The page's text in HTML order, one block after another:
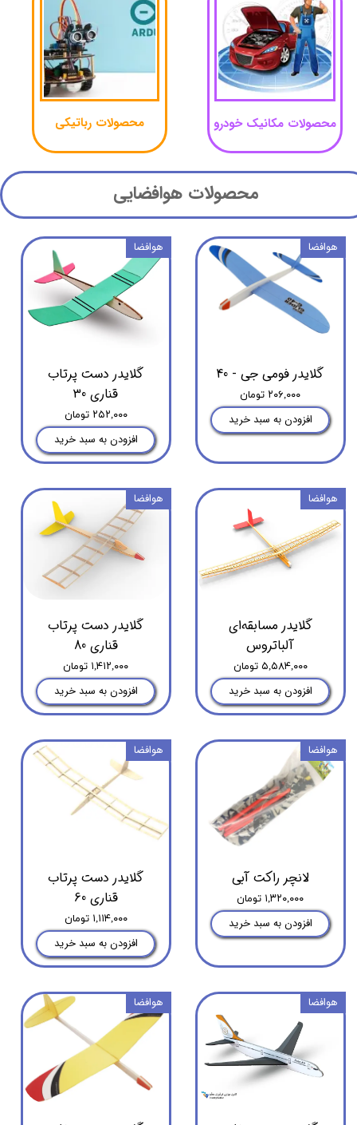
محصولات مکانیک خودرو​​​​​​​ محصولات ​​​​​​​رباتیکی​​
گلایدر فومی جی - 40
۲۰۶,۰۰۰ تومان
افزودن به سبد خرید
هوافضا
گلایدر دست پرتاب
قناری 30
۲۵۲,۰۰۰ تومان
افزودن به سبد خرید
هوافضا
گلایدر مسابقه‌ای
آلباتروس
۵,۵۸۴,۰۰۰ تومان
افزودن به سبد خرید
هوافضا
گلایدر دست پرتاب
قناری 80
۱,۴۱۲,۰۰۰ تومان
افزودن به سبد خرید
هوافضا
لانچر راکت آبی
۱,۳۲۰,۰۰۰ تومان
افزودن به سبد خرید
هوافضا
گلایدر دست پرتاب
قناری 60
۱,۱۱۴,۰۰۰ تومان
افزودن به سبد خرید
هوافضا
هوافضا هوافضا
​محصولات هوافضایی